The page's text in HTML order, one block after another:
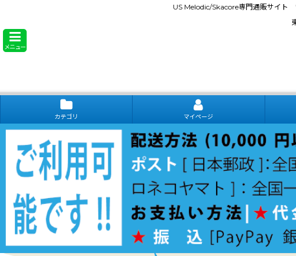
US Melodic/Skacore専門通販サイト
メニュー
カテゴリ マイページ